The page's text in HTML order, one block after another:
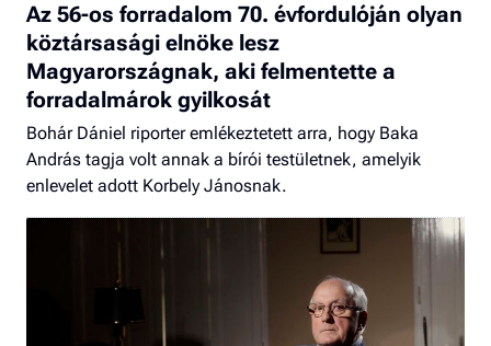
Az 56-os forradalom 70. évfordulóján olyan
köztársasági elnöke lesz
Magyarországnak, aki felmentette a
forradalmárok gyilkosát
Bohár Dániel riporter emlékeztetett arra, hogy Baka
András tagja volt annak a bírói testületnek, amelyik
enlevelet adott Korbely Jánosnak.